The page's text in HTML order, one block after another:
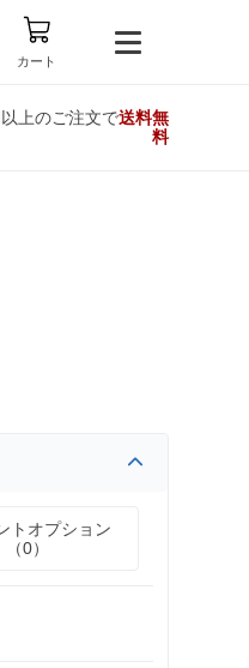
カート
上のご注文で送料無
料
トオプション
（0）